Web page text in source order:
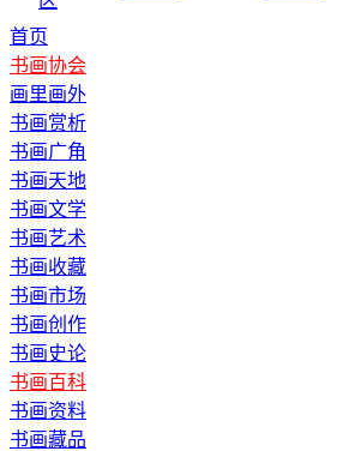
首页
书画协会
画里画外
书画赏析
书画广角
书画天地
书画文学
书画艺术
书画收藏
书画市场
书画创作
书画史论
书画百科
书画资料
书画藏品